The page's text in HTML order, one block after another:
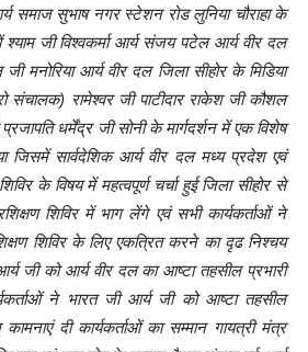
समाज सुभाष नगर स्टेशन रोड लुनिया चौराहा के
श्याम जी विश्वकर्मा आर्य संजय पटेल आर्य वीर दल
मनोरिया आर्य वीर दल जिला सीहोर के मिडिया
संचालक) रामेश्वर जी पाटीदार राकेश जी कौशल
धर्मेंद्र जी सोनी के मार्गदर्शन में एक विशेष
जिसमें सार्वदेशिक आर्य वीर दल मध्य प्रदेश एवं
के विषय में महत्वपूर्ण चर्चा हुई जिला सीहोर से
शिविर में भाग लेंगे एवं सभी कार्यकर्ताओं ने
शिविर के लिए एकत्रित करने का दृढ निश्चय
जी को आर्य वीर दल का आष्टा तहसील प्रभारी
ने भारत जी आर्य जी को आष्टा तहसील
दी कार्यकर्ताओं का सम्मान गायत्री मंत्र